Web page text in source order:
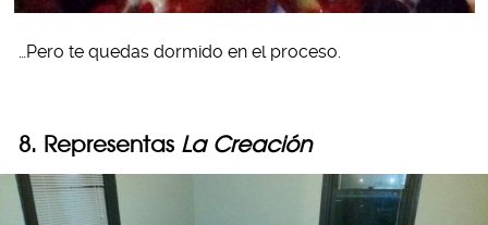
…Pero te quedas dormido en el proceso.
8. Representas La Creación